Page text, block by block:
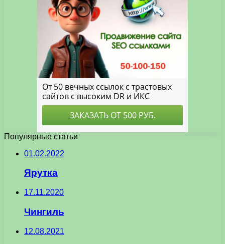
Популярные статьи
01.02.2022
Ярутка
17.11.2020
Чингиль
12.08.2021